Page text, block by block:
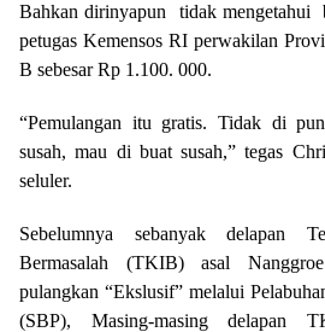
Bahkan dirinyapun tidak mengetahui
petugas Kemensos RI perwakilan
B sebesar Rp 1.100. 000.
“Pemulangan itu gratis. Tidak di
susah, mau di buat susah,” tegas
seluler.
Sebelumnya sebanyak delapan
Bermasalah (TKIB) asal
pulangkan “Ekslusif” melalui
(SBP), Masing-masing delapan